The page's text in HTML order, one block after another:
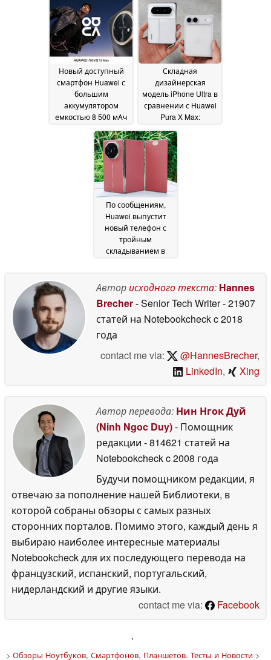
энергоэффективностью
25 May 2026
10 000 мАч;
сообщается о
первой в отрасли
технологии
производства
элементов питания
12 May 2026
Новый доступный
смартфон Huawei с
большим
аккумулятором
емкостью 8 500 мАч
ближайшее время01
May 2026
Складная
дизайнерская
модель iPhone Ultra в
сравнении с Huawei
Pura X Max:
размеры; справится
ли Apple с весом?
April 2026
По сообщениям,
Huawei выпустит
новый телефон с
тройным
складыванием в
Авторисходного текста: Hannes
Brecher- Senior Tech Writer- 21907
статей на Notebookcheckc 2018
года
contact me via:
@HannesBrecher,
LinkedIn, Xing
Автор перевода: Нин Нгок Дуй
(Ninh Ngoc Duy)- Помощник
редакции - 814621 статей на
Notebookcheckc 2008 года
Будучи помощником редакции, я
отвечаю за пополнение нашей Библиотеки, в
которой собраны обзоры с самых разных
сторонних порталов. Помимо этого, каждый день я
выбираю наиболее интересные материалы
Notebookcheck для их последующего перевода на
французский, испанский, португальский,
нидерландский и другие языки.
contact me via:
Facebook
'
> Обзоры Ноутбуков, Смартфонов, Планшетов. Тесты и Новости>